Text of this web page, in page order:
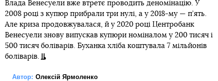
Влада Венесуели вже втретє проводить деномінацію. У
2008 році з купюр прибрали три нулі, а у 2018-му — п’ять.
Але криза продовжувалася, й у 2020 році Центробанк
Венесуели знову випускав купюри номіналом у 200 тисяч і
500 тисяч боліварів. Буханка хліба коштувала 7 мільйонів
боліварів.
Автор: Олексій Ярмоленко